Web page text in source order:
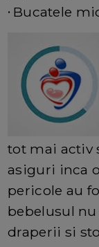
• Bucatele
tot mai activ
asiguri inca
pericole au
bebelusul
draperii si